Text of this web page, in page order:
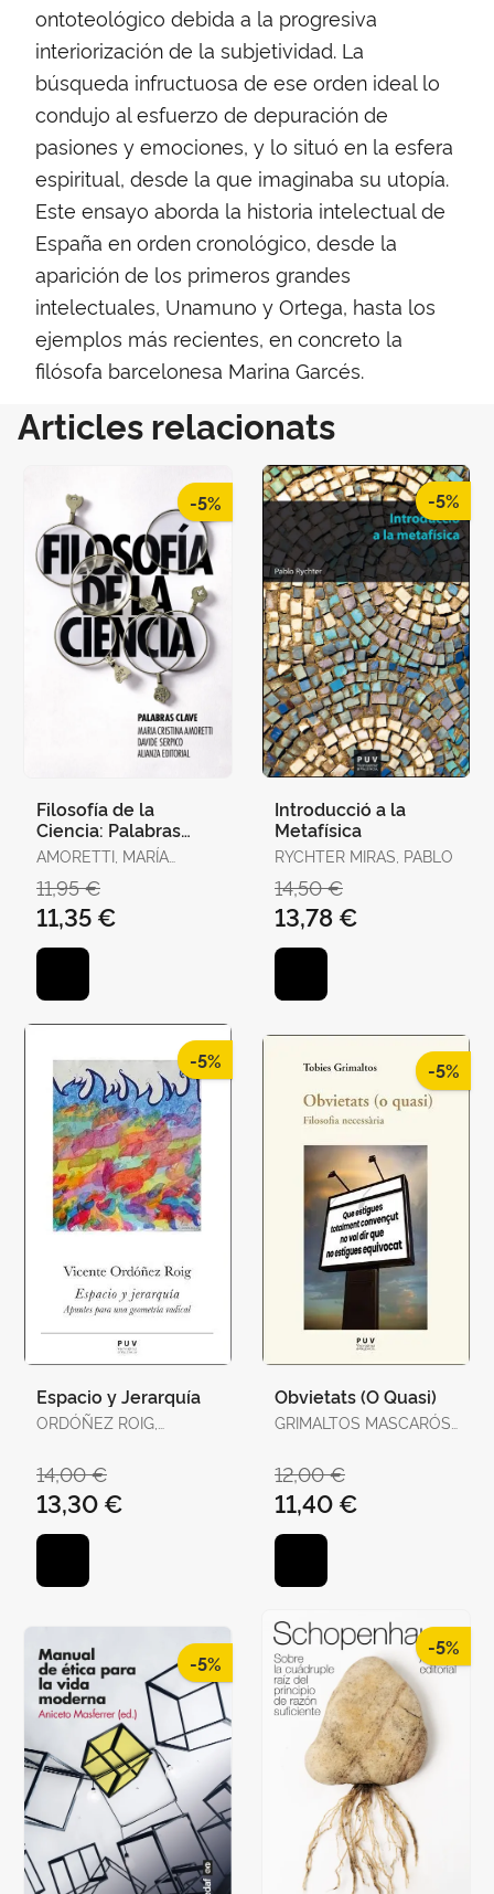
ontoteológico debida a la progresiva
interiorización de la subjetividad. La
búsqueda infructuosa de ese orden ideal lo
condujo al esfuerzo de depuración de
pasiones y emociones, y lo situó en la esfera
espiritual, desde la que imaginaba su utopía.
Este ensayo aborda la historia intelectual de
España en orden cronológico, desde la
aparición de los primeros grandes
intelectuales, Unamuno y Ortega, hasta los
ejemplos más recientes, en concreto la
filósofa barcelonesa Marina Garcés.
Articles relacionats
-5%
Filosofía de la
Ciencia: Palabras
Clave
AMORETTI, MARÍA
DAVIDE
11,95 €
11,35 €
-5%
Introducció a la
Metafísica
RYCHTER MIRAS, PABLO
14,50 €
13,78 €
-5%
Espacio y Jerarquía
ORDÓÑEZ ROIG,
14,00 €
13,30 €
-5%
Obvietats (O Quasi)
GRIMALTOS MASCARÓS,
12,00 €
11,40 €
-5%
-5%